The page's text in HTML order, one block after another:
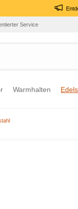
Service
Warmhalten